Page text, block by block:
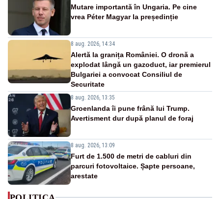
Mutare importantă în Ungaria. Pe cine
vrea Péter Magyar la președinție
8 aug. 2026, 14:34
Alertă la granița României. O dronă a
explodat lângă un gazoduct, iar premierul
Bulgariei a convocat Consiliul de
Securitate
8 aug. 2026, 13:35
Groenlanda îi pune frână lui Trump.
Avertisment dur după planul de foraj
8 aug. 2026, 13:09
Furt de 1.500 de metri de cabluri din
parcuri fotovoltaice. Șapte persoane,
arestate